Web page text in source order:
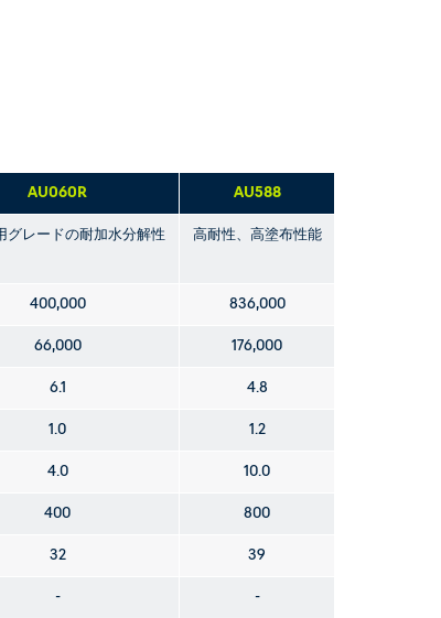
AU060R AU588
グレードの耐加水分解性 高耐性、高塗布性能
400,000 836,000
66,000 176,000
6.1 4.8
1.0 1.2
4.0 10.0
400 800
32 39
- -